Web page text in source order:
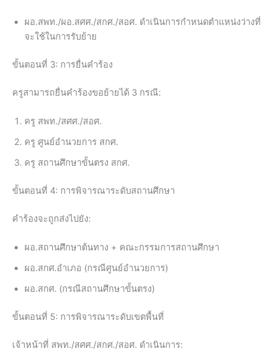
ผอ.สพท./ผอ.สศศ./สกศ./สอศ. ดำเนินการกำหนดตำแหน่งว่างที่
จะใช้ในการรับย้าย
ขั้นตอนที่ 3: การยื่นคำร้อง
ครูสามารถยื่นคำร้องขอย้ายได้ 3 กรณี:
ครู สพท./สศศ./สอศ.
ครู ศูนย์อำนวยการ สกศ.
ครู สถานศึกษาขั้นตรง สกศ.
ขั้นตอนที่ 4: การพิจารณาระดับสถานศึกษา
คำร้องจะถูกส่งไปยัง:
ผอ.สถานศึกษาต้นทาง + คณะกรรมการสถานศึกษา
ผอ.สกศ.อำเภอ (กรณีศูนย์อำนวยการ)
ผอ.สกศ. (กรณีสถานศึกษาขั้นตรง)
ขั้นตอนที่ 5: การพิจารณาระดับเขตพื้นที่
เจ้าหน้าที่ สพท./สศศ./สกศ./สอศ. ดำเนินการ: